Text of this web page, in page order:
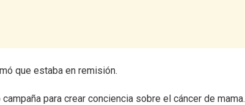
que estaba en remisión.
para crear conciencia sobre el cáncer de mama.